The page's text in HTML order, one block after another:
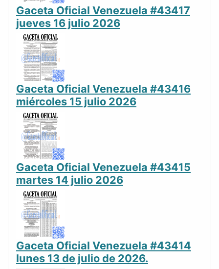
Gaceta Oficial Venezuela #43417
jueves 16 julio 2026
Gaceta Oficial Venezuela #43416
miércoles 15 julio 2026
Gaceta Oficial Venezuela #43415
martes 14 julio 2026
Gaceta Oficial Venezuela #43414
lunes 13 de julio de 2026.